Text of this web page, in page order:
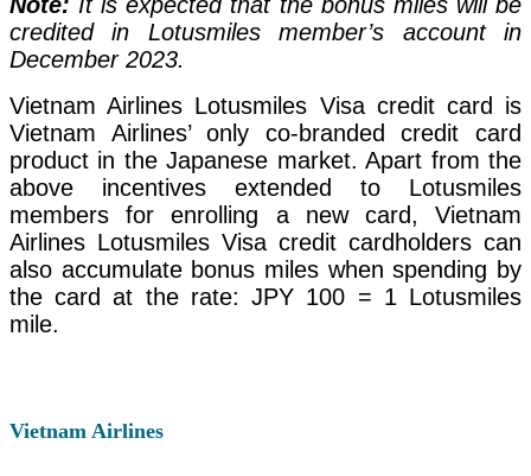
credited in Lotusmiles member’s account in
December 2023.
Vietnam Airlines Lotusmiles Visa credit card is
Vietnam Airlines’ only co-branded credit card
product in the Japanese market. Apart from the
above incentives extended to Lotusmiles
members for enrolling a new card, Vietnam
Airlines Lotusmiles Visa credit cardholders can
also accumulate bonus miles when spending by
the card at the rate: JPY 100 = 1 Lotusmiles
mile.
Vietnam Airlines